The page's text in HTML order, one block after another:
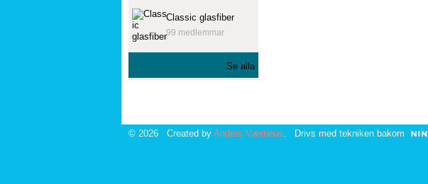
Classic glasfiber
99 medlemmar
Se alla
© 2026 Created by Anders Værnéus . Drivs med tekniken bakom